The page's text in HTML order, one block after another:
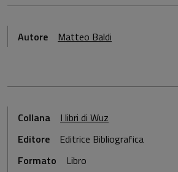
Autore Matteo Baldi
Collana
I libri di Wuz
Editore
Editrice Bibliografica
Formato
Libro